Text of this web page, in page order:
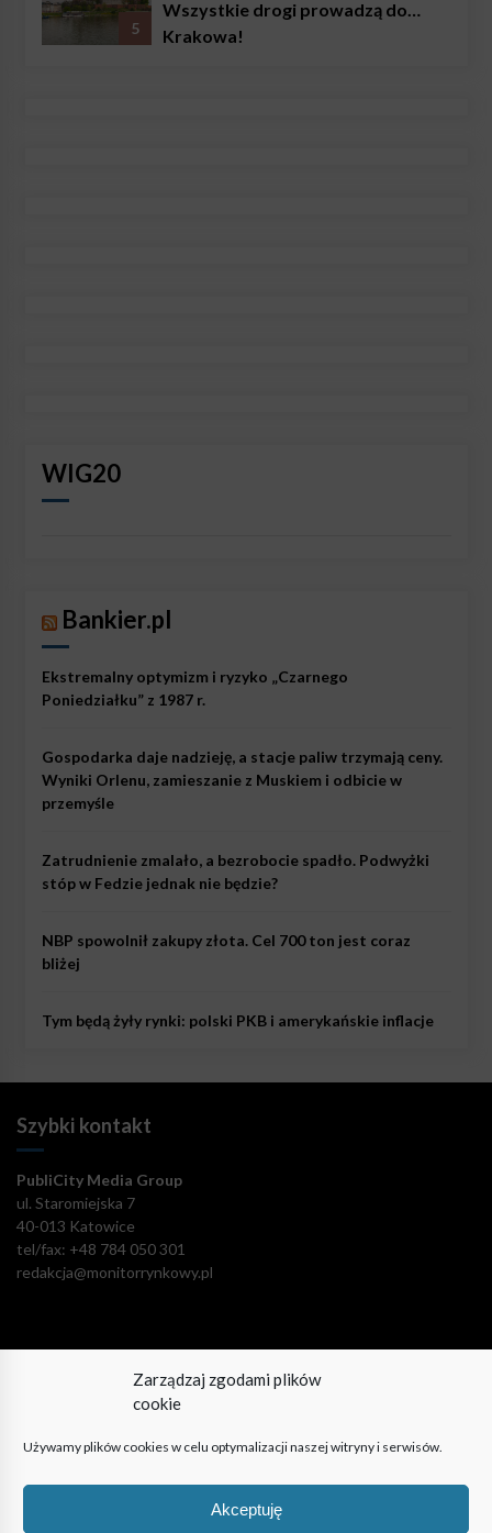
Zarządzaj zgodami plików
cookie
Używamy plików cookies w celu optymalizacji naszej witryny i serwisów.
Akceptuję
5
Wszystkie drogi prowadzą do…
Krakowa!
WIG20
Bankier.pl
Ekstremalny optymizm i ryzyko „Czarnego
Poniedziałku” z 1987 r.
Gospodarka daje nadzieję, a stacje paliw trzymają ceny.
Wyniki Orlenu, zamieszanie z Muskiem i odbicie w
przemyśle
Zatrudnienie zmalało, a bezrobocie spadło. Podwyżki
stóp w Fedzie jednak nie będzie?
NBP spowolnił zakupy złota. Cel 700 ton jest coraz
bliżej
Tym będą żyły rynki: polski PKB i amerykańskie inflacje
Szybki kontakt
PubliCity Media Group
ul. Staromiejska 7
40-013 Katowice
tel/fax: +48 784 050 301
redakcja@monitorrynkowy.pl
Pozostańmy w kontakcie!